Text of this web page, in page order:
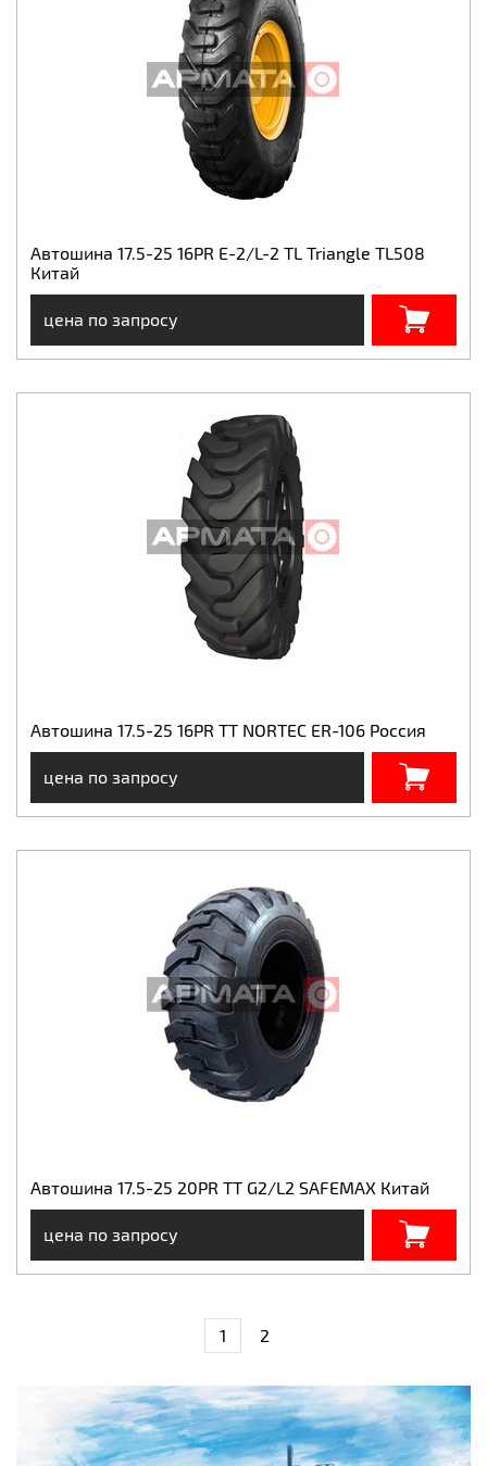
Автошина 17.5-25 16PR E-2/L-2 TL Triangle TL508
Китай
цена по запросу
Автошина 17.5-25 16PR TT NORTEC ER-106 Россия
цена по запросу
Автошина 17.5-25 20PR TT G2/L2 SAFEMAX Китай
цена по запросу
1 2